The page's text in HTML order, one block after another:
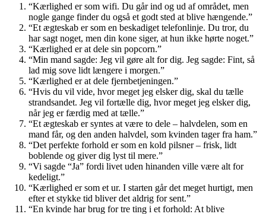
“Kærlighed er som wifi. Du går ind og ud af området, men
nogle gange finder du også et godt sted at blive hængende.”
“Et ægteskab er som en beskadiget telefonlinje. Du tror, du
har sagt noget, men din kone siger, at hun ikke hørte noget.”
“Kærlighed er at dele sin popcorn.”
“Min mand sagde: Jeg vil gøre alt for dig. Jeg sagde: Fint, så
lad mig sove lidt længere i morgen.”
“Kærlighed er at dele fjernbetjeningen.”
“Hvis du vil vide, hvor meget jeg elsker dig, skal du tælle
strandsandet. Jeg vil fortælle dig, hvor meget jeg elsker dig,
når jeg er færdig med at tælle.”
“Et ægteskab er syntes at være to dele – halvdelen, som en
mand får, og den anden halvdel, som kvinden tager fra ham.”
“Det perfekte forhold er som en kold pilsner – frisk, lidt
boblende og giver dig lyst til mere.”
“Vi sagde “Ja” fordi livet uden hinanden ville være alt for
kedeligt.”
“Kærlighed er som et ur. I starten går det meget hurtigt, men
efter et stykke tid bliver det aldrig for sent.”
“En kvinde har brug for tre ting i et forhold: At blive